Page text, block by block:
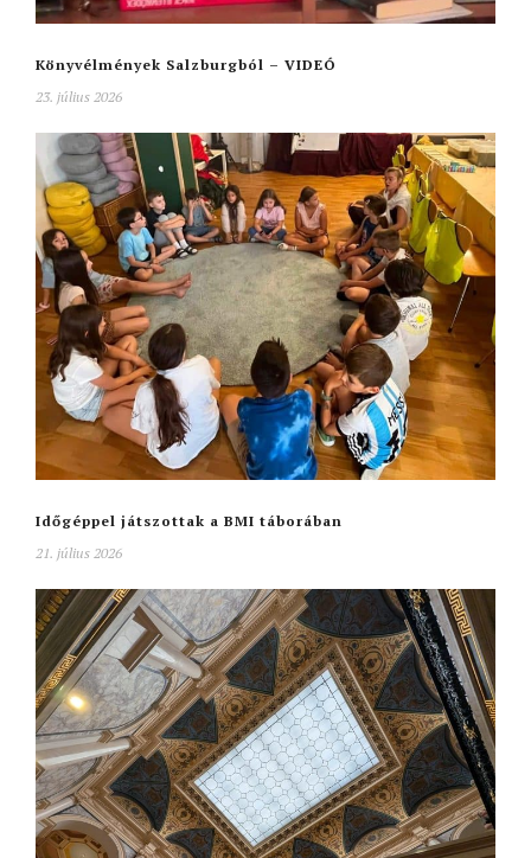
Könyvélmények Salzburgból – VIDEÓ
23. július 2026
Időgéppel játszottak a BMI táborában
21. július 2026